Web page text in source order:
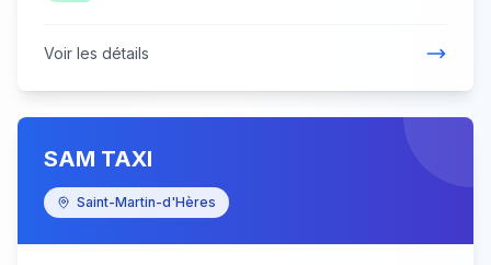
Voir les détails
SAM TAXI
Saint-Martin-d'Hères